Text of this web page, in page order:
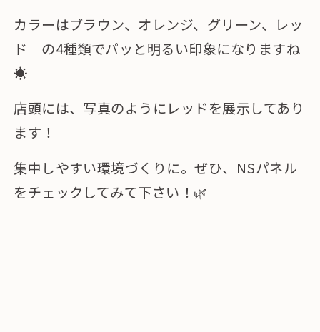
カラーはブラウン、オレンジ、グリーン、レッ
ド の4種類でパッと明るい印象になりますね
☀️
店頭には、写真のようにレッドを展示してあり
ます！
集中しやすい環境づくりに。ぜひ、NSパネル
をチェックしてみて下さい！🌿